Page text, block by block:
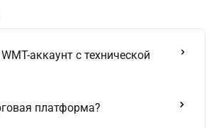
аккаунт с технической
платформа?